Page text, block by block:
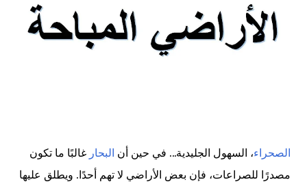
الصحراء، السهول الجليدية... في حين أن البحار غالبًا ما تكون
مصدرًا للصراعات، فإن بعض الأراضي لا تهم أحدًا. ويطلق عليها